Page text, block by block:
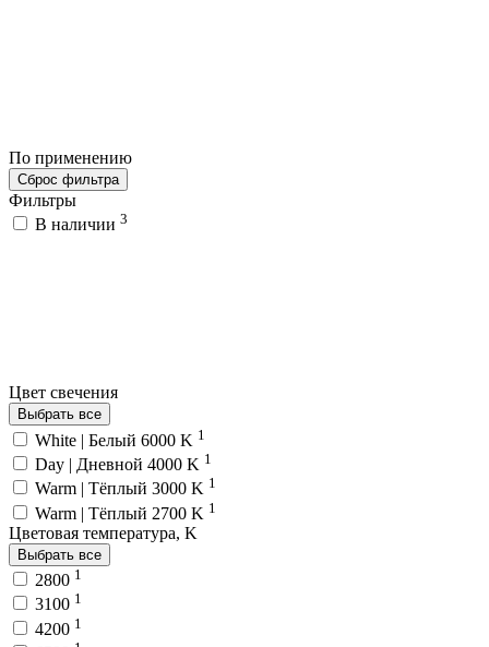
По применению
Сброс фильтра
Фильтры
В наличии 3
Цвет свечения
Выбрать все
White | Белый 6000 K 1
Day | Дневной 4000 K 1
Warm | Тёплый 3000 K 1
Warm | Тёплый 2700 K 1
Цветовая температура, K
Выбрать все
2800 1
3100 1
4200 1